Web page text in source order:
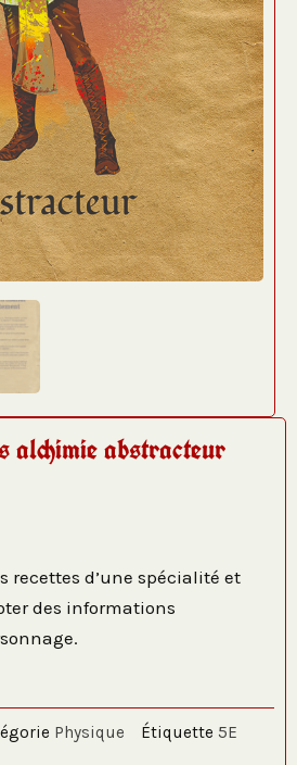
alchimie abstracteur
recettes d’une spécialité et
des informations
Physique Étiquette 5E